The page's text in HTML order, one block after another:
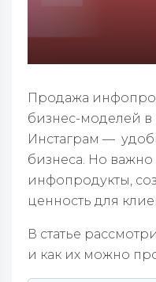
Продажа
бизнес-моделей
Инстаграм —
бизнеса. Но важно
инфопродукты,
ценность для
В статье
и как их можно